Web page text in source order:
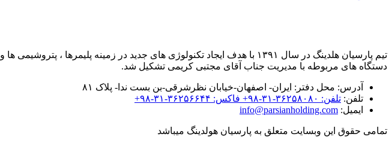
تیم پارسیان هلدینگ در سال ۱۳۹۱ با هدف ایجاد تکنولوژی های جدید در زمینه
دستگاه های مربوطه با مدیریت جناب آقای مجتبی کریمی تشکیل شد.
آدرس: محل دفتر: ایران- اصفهان-خیابان نظرشرقی-بن بست ندا- پلاک ۸۱
تلفن: تلفن: ۳۶۲۵۸۰۸۰-۳۱-۹۸+ فاکس: ۳۶۲۵۶۶۴۴-۳۱-۹۸+
ایمیل: info@parsianholding.com
تمامی حقوق این وبسایت متعلق به پارسیان هولدینگ میباشد